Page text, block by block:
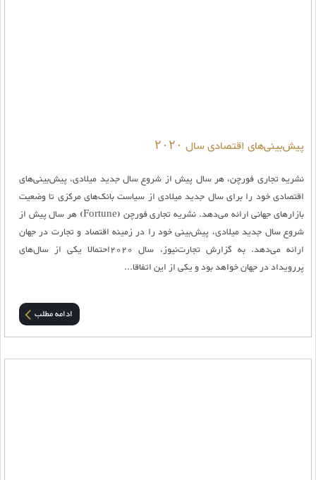
پیش‌بینی‌های اقتصادی سال ۲۰۲۰
نشریه تجاری فورچن، هر سال پیش از شروع سال جدید میلادی، پیش‌‌بینی‌های
اقتصادی خود را برای سال جدید میلادی از سیاست‌ بانک‌های مرکزی تا وضعیت
بازارهای جهانی ارائه می‌دهد. نشریه تجاری فورچن (Fortune) هر سال پیش از
شروع سال جدید میلادی، پیش‌بینی خود را در زمینه اقتصاد و تجارت در جهان
ارائه می‌دهد. به گزارش تجارت‌نیوز، سال 2020احتمالا یکی از سال‌های
پررویداد در جهان خواهد بود و یکی از این اتفاقا...
ادامه مطلب